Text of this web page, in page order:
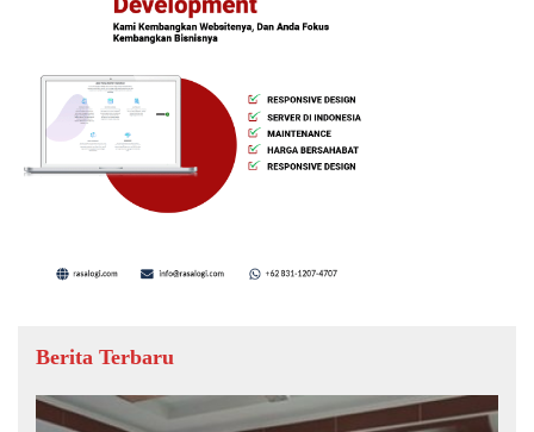
Berita Terbaru